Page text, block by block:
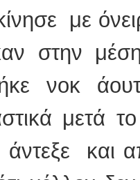
με
στην
νοκ
μετά
άντεξε και